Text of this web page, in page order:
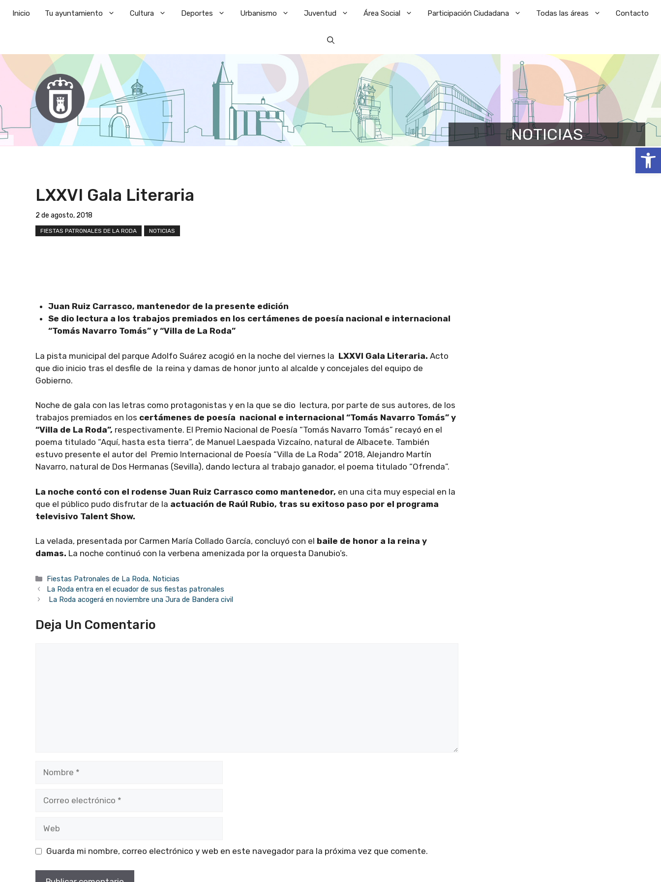
Abrir
Inicio Tu ayuntamiento Cultura Deportes Urbanismo Juventud Área Social Participación Ciudadana Todas las áreas Contacto
NOTICIAS
LXXVI Gala Literaria
2 de agosto, 2018
FIESTAS PATRONALES DE LA RODA NOTICIAS
Juan Ruiz Carrasco, mantenedor de la presente edición
Se dio lectura a los trabajos premiados en los certámenes de poesía nacional e internacional
“Tomás Navarro Tomás” y “Villa de La Roda”
La pista municipal del parque Adolfo Suárez acogió en la noche del viernes la LXXVI Gala Literaria. Acto
que dio inicio tras el desfile de la reina y damas de honor junto al alcalde y concejales del equipo de
Gobierno.
Noche de gala con las letras como protagonistas y en la que se dio lectura, por parte de sus autores, de los
trabajos premiados en los certámenes de poesía nacional e internacional “Tomás Navarro Tomás” y
“Villa de La Roda”, respectivamente. El Premio Nacional de Poesía “Tomás Navarro Tomás” recayó en el
poema titulado “Aquí, hasta esta tierra”, de Manuel Laespada Vizcaíno, natural de Albacete. También
estuvo presente el autor del Premio Internacional de Poesía “Villa de La Roda” 2018, Alejandro Martín
Navarro, natural de Dos Hermanas (Sevilla), dando lectura al trabajo ganador, el poema titulado “Ofrenda”.
La noche contó con el rodense Juan Ruiz Carrasco como mantenedor, en una cita muy especial en la
que el público pudo disfrutar de la actuación de Raúl Rubio, tras su exitoso paso por el programa
televisivo Talent Show.
La velada, presentada por Carmen María Collado García, concluyó con el baile de honor a la reina y
damas. La noche continuó con la verbena amenizada por la orquesta Danubio’s.
Categorías
Fiestas Patronales de La Roda, Noticias
La Roda entra en el ecuador de sus fiestas patronales
La Roda acogerá en noviembre una Jura de Bandera civil
Deja Un Comentario
Guarda mi nombre, correo electrónico y web en este navegador para la próxima vez que comente.